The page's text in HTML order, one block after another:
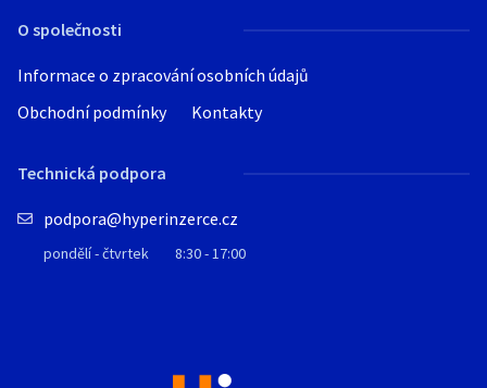
O společnosti
Informace o zpracování osobních údajů
Obchodní podmínky
Kontakty
Technická podpora
podpora@hyperinzerce.cz
pondělí - čtvrtek 8:30 - 17:00